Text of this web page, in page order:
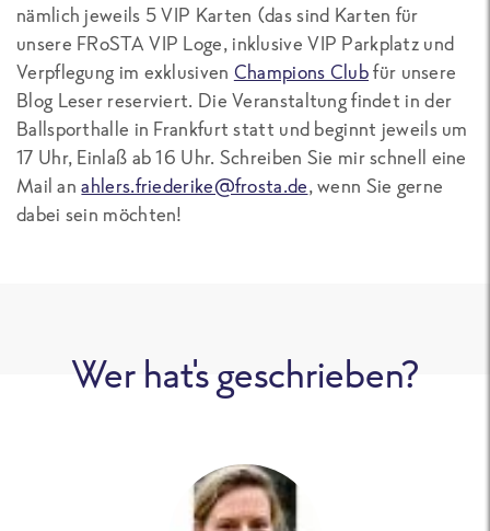
nämlich jeweils 5 VIP Karten (das sind Karten für
unsere FRoSTA VIP Loge, inklusive VIP Parkplatz und
Verpflegung im exklusiven Champions Clubfür unsere
Blog Leser reserviert. Die Veranstaltung findet in der
Ballsporthalle in Frankfurt statt und beginnt jeweils um
17 Uhr, Einlaß ab 16 Uhr. Schreiben Sie mir schnell eine
Mail anahlers.friederike@frosta.de, wenn Sie gerne
dabei sein möchten!
Wer hat's geschrieben?